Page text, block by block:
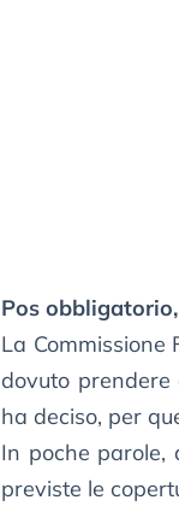
Pos
La
dovuto prendere
ha deciso, per
In poche parole,
previste le